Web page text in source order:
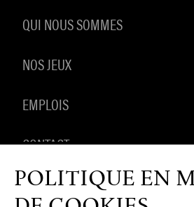
QUI NOUS SOMMES
NOS JEUX
EMPLOIS
CONTACT
PRODUITS DÉRIVÉS
POLITIQUE EN